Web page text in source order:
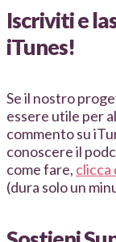
Iscriviti e
iTunes!
Se il nostro
essere utile per
commento su
conoscere il
come fare, clicca
(dura solo un